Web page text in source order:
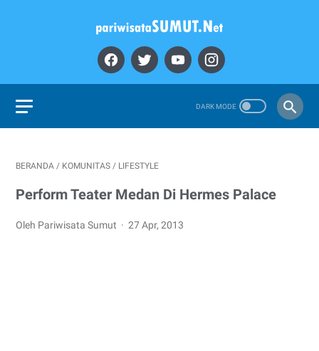
BERANDA / KOMUNITAS / LIFESTYLE
Perform Teater Medan Di Hermes Palace
Oleh Pariwisata Sumut 27 Apr, 2013